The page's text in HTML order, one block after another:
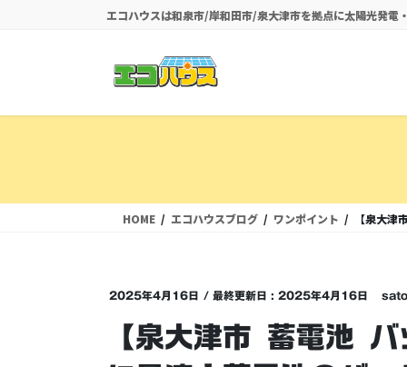
に
ョ
動
エコハウスは和泉市/岸和田市/泉大津市を拠点に太陽光発
HOME エコハウスブログ ワンポイント 【泉大津
2025年4月16日 / 最終更新日 : 2025年4月16日
【泉大津市 蓄電池